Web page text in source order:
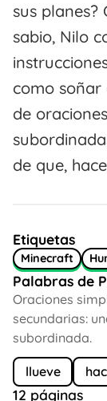
sus
sabio, Nilo
como
de
de que,
Etiquetas
Minecraft
Palabras de
Oraciones
secundarias:
subordinada.
llueve
12 páginas